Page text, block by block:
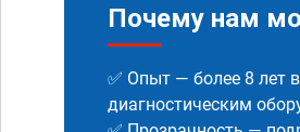
Почему нам
✅ Опыт — более 8 лет
диагностическим